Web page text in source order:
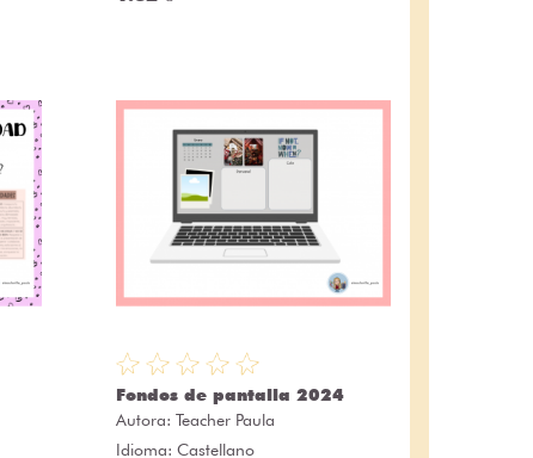
Fondos de pantalla 2024
Autora: Teacher Paula
Idioma: Castellano